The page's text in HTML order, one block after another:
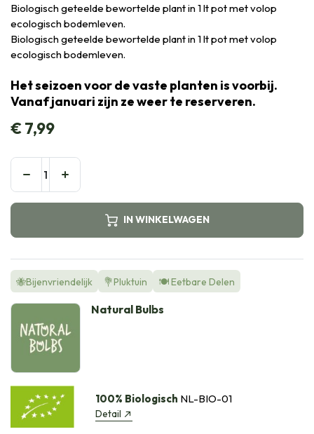
Biologisch geteelde bewortelde plant in 1 lt pot met volop
ecologisch bodemleven.
Biologisch geteelde bewortelde plant in 1 lt pot met volop
ecologisch bodemleven.
Het seizoen voor de vaste planten is voorbij.
Vanaf januari zijn ze weer te reserveren.
€7,99
IN WINKELWAGEN
🐝Bijenvriendelijk 💐Pluktuin 🍽️ Eetbare Delen
Natural Bulbs
100% Biologisch NL-BIO-01
Detail